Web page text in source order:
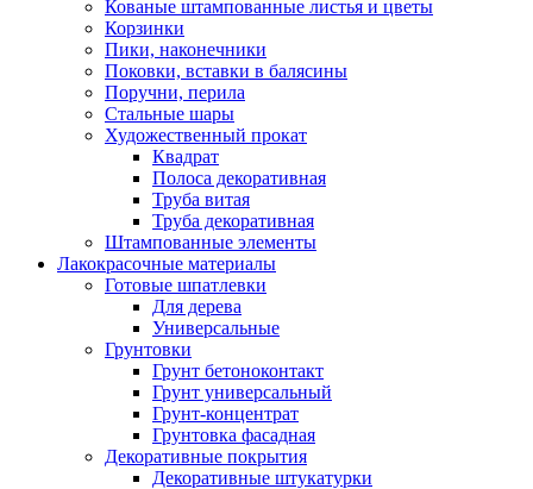
Кованые штампованные листья и цветы
Корзинки
Пики, наконечники
Поковки, вставки в балясины
Поручни, перила
Стальные шары
Художественный прокат
Квадрат
Полоса декоративная
Труба витая
Труба декоративная
Штампованные элементы
Лакокрасочные материалы
Готовые шпатлевки
Для дерева
Универсальные
Грунтовки
Грунт бетоноконтакт
Грунт универсальный
Грунт-концентрат
Грунтовка фасадная
Декоративные покрытия
Декоративные штукатурки